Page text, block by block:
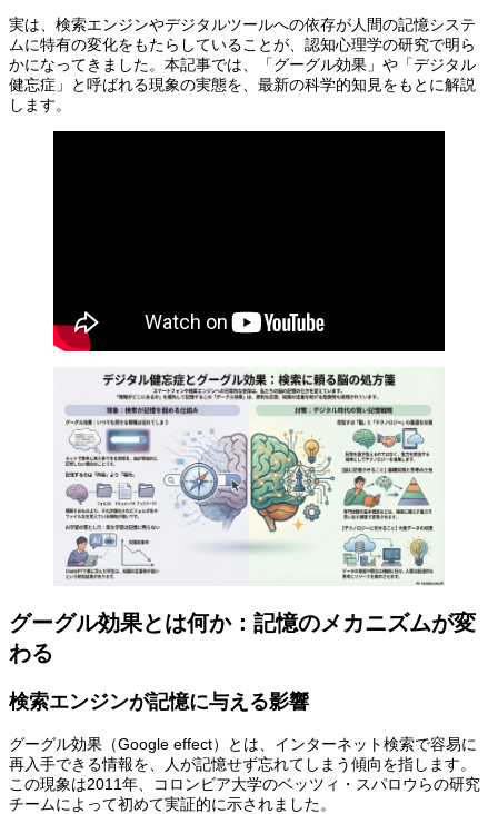
実は、検索エンジンやデジタルツールへの依存が人間の記憶システ
ムに特有の変化をもたらしていることが、認知心理学の研究で明ら
かになってきました。本記事では、「グーグル効果」や「デジタル
健忘症」と呼ばれる現象の実態を、最新の科学的知見をもとに解説
します。
グーグル効果とは何か：記憶のメカニズムが変
わる
検索エンジンが記憶に与える影響
グーグル効果（Google effect）とは、インターネット検索で容易に
再入手できる情報を、人が記憶せず忘れてしまう傾向を指します。
この現象は2011年、コロンビア大学のベッツィ・スパロウらの研究
チームによって初めて実証的に示されました。